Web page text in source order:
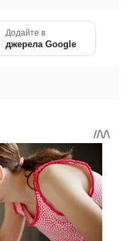
Додайте в
джерела Google